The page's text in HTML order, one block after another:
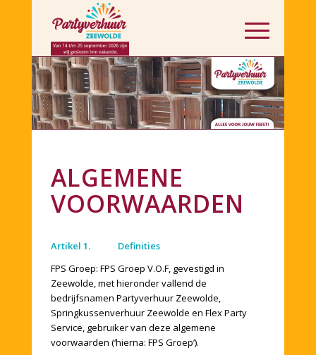
ALGEMENE
VOORWAARDEN
Artikel 1. Definities
FPS Groep: FPS Groep V.O.F, gevestigd in
Zeewolde, met hieronder vallend de
bedrijfsnamen Partyverhuur Zeewolde,
Springkussenverhuur Zeewolde en Flex Party
Service, gebruiker van deze algemene
voorwaarden (‘hierna: FPS Groep’).